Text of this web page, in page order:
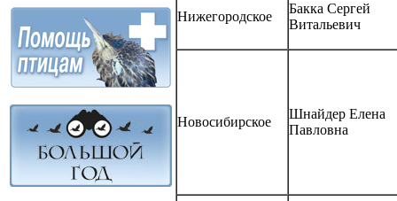
Нижегородское
Бакка Сергей
Витальевич
Новосибирское
Шнайдер Елена
Павловна